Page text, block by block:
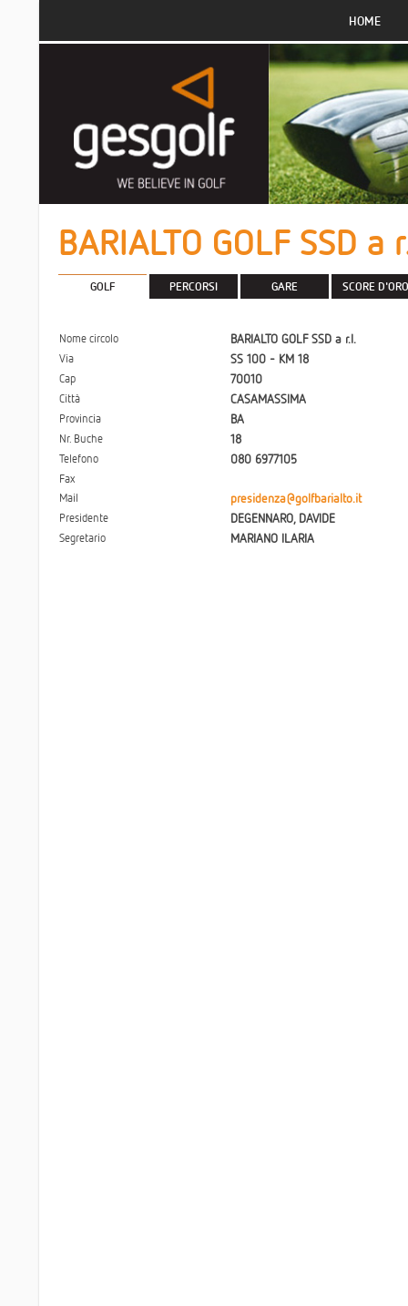
HOME
BARIALTO GOLF SSD a
GOLF PERCORSI GARE SCORE D'ORO
Nome circolo BARIALTO GOLF SSD a r.l.
Via SS 100 - KM 18
Cap 70010
Città CASAMASSIMA
Provincia BA
Nr. Buche 18
Telefono 080 6977105
Fax
Mail
presidenza@golfbarialto.it
Presidente DEGENNARO, DAVIDE
Segretario MARIANO ILARIA